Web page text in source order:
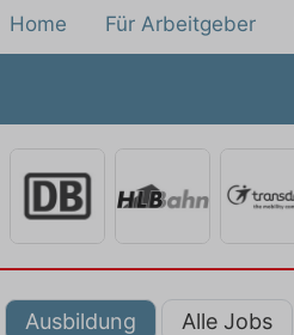
Home Für Arbeitgeber
Ausbildung Alle Jobs